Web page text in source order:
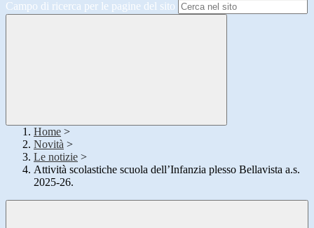
Campo di ricerca per le pagine del sito
Home >
Novità >
Le notizie >
Attività scolastiche scuola dell’Infanzia plesso Bellavista a.s.
2025-26.